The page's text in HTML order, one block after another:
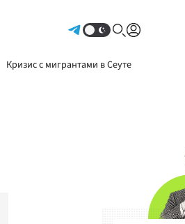
Кризис с мигрантами в Сеуте